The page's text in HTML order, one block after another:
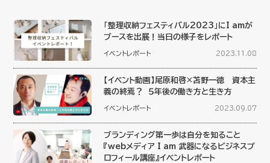
「整理収納フェスティバル2023」にI amが
ブースを出展！当日の様子をレポート
イベントレポート 2023.11.08
【イベント動画】尾原和啓×苫野一徳 資本主
義の終焉？ ５年後の働き方と生き方
イベントレポート 2023.09.07
ブランディング第一歩は自分を知ること
『webメディア I am 武器になるビジネスプ
ロフィール講座』イベントレポート